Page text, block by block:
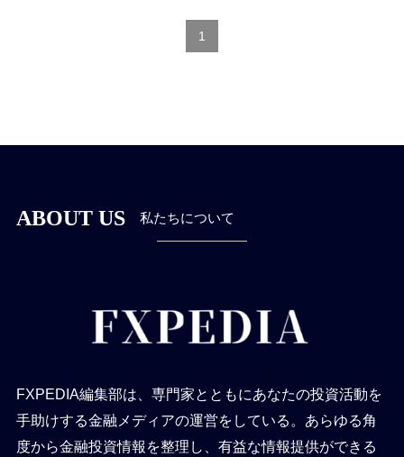
1
ABOUT US 私たちについて
FXPEDIA編集部は、専門家とともにあなたの投資活動を
手助けする金融メディアの運営をしている。あらゆる角
度から金融投資情報を整理し、有益な情報提供ができる